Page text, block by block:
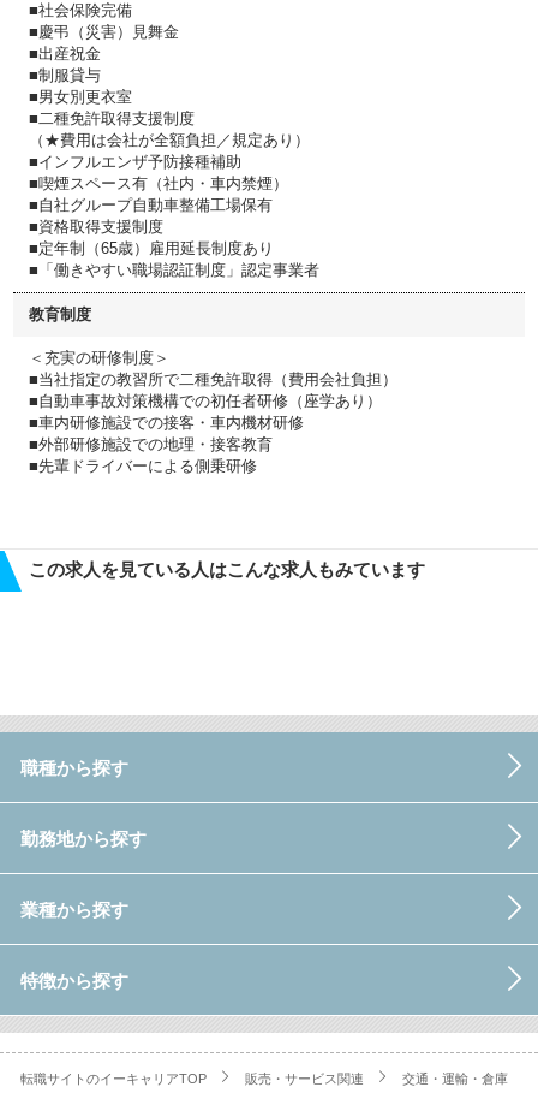
■社会保険完備
■慶弔（災害）見舞金
■出産祝金
■制服貸与
■男女別更衣室
■二種免許取得支援制度
（★費用は会社が全額負担／規定あり）
■インフルエンザ予防接種補助
■喫煙スペース有（社内・車内禁煙）
■自社グループ自動車整備工場保有
■資格取得支援制度
■定年制（65歳）雇用延長制度あり
■「働きやすい職場認証制度」認定事業者
教育制度
＜充実の研修制度＞
■当社指定の教習所で二種免許取得（費用会社負担）
■自動車事故対策機構での初任者研修（座学あり）
■車内研修施設での接客・車内機材研修
■外部研修施設での地理・接客教育
■先輩ドライバーによる側乗研修
この求人を見ている人はこんな求人もみています
職種から探す
勤務地から探す
業種から探す
特徴から探す
転職サイトのイーキャリアTOP 販売・サービス関連
交通・運輸・倉庫